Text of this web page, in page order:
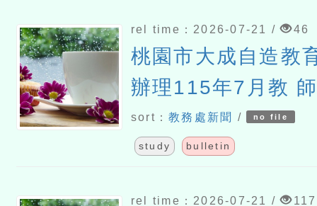
rel time：2026-07-21 / 46
桃園市大成自造教
辦理115年7月教
sort：教務處新聞 / no file
study bulletin
rel time：2026-07-21 / 117